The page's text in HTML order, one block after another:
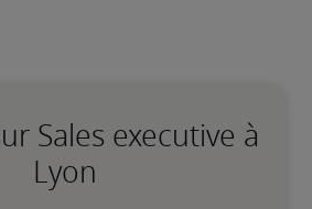
Sales executive à
Lyon